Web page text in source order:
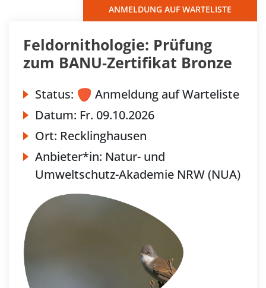
ANMELDUNG AUF WARTELISTE
Feldornithologie: Prüfung
zum BANU-Zertifikat Bronze
Status:
Anmeldung auf Warteliste
Datum: Fr. 09.10.2026
Ort: Recklinghausen
Anbieter*in: Natur- und
Umweltschutz-Akademie NRW (NUA)